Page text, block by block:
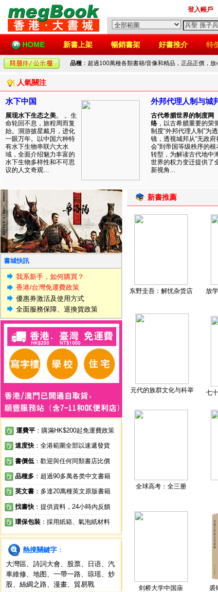
登入帳戶
HOME 新書上架 暢銷書架 好書推介 特
品種 ：超過100萬種各類書籍/音像和精品，正品正價，
人氣關注
水下中国
展现水下生态之美。 。生
命轮回不息，旅程周而复
始。洄游披星戴月，进化
一眼万年。以中国六种特
有水下生物串联六大水
域，全面介绍魅力丰富的
水下生物多样性和不可思
议的人文奇观...
外邦代理人制与城
古代希腊世界的制度网
络 ，以古希腊重要的荣
制度“外邦代理人制”为透
镜，透视城邦从“无政府
会”到帝国等级秩序的根
转型，为解读古代地中
世界的权力变迁提供了
新视角...
書城快訊
我系新手，如何購買？
香港/台灣免運費政策
優惠券激活及使用方式
全面服務保障、退換貨政策
運費平 ：購滿HK$200起免運費政策
速度快 ：全港範圍全部以速遞發貨
書價低 ：歡迎與任何同類書店比價
品種多 ：超過90多萬各类中文書籍
英文書 ：多達20萬種英文原版書籍
找書快 ：提供資料，24小時內反饋
環保包裝 ：採用紙箱、氣泡紙材料
熱搜關鍵字 ：
大灣區
詩詞大會 股票 日语
汽
車維修
地图 一帶一路 琼瑶
炒
股
絲綢之路 漫畫 貿易戰
新書推薦
东野圭吾：解忧杂货店 放
元代的族群文化与科举 七
全球高考：全三册
剑桥大学中国庙 裘